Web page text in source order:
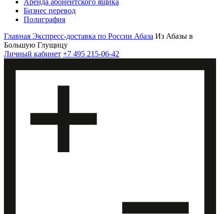
Аренда абонентского ящика
Бизнес перевод
Полиграфия
Главная Экспресс-доставка по России Абаза Из Абазы в
Большую Глущицу
Личный кабинет +7 495 215-06-42